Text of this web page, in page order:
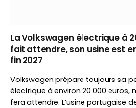
La Volkswagen électrique à
fait attendre, son usine est
fin 2027
Volkswagen prépare toujours sa
électrique à environ 20 000 euros,
fera attendre. L’usine portugaise